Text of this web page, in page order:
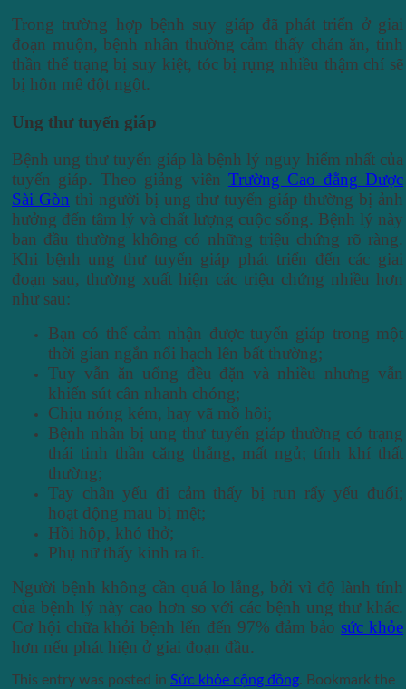
Trong trường hợp bệnh suy giáp đã phát triển ở giai
đoạn muộn, bệnh nhân thường cảm thấy chán ăn, tinh
thần thể trạng bị suy kiệt, tóc bị rụng nhiều thậm chí sẽ
bị hôn mê đột ngột.
Ung thư tuyến giáp
Bệnh ung thư tuyến giáp là bệnh lý nguy hiểm nhất của
tuyến giáp. Theo giảng viên Trường Cao đằng Dược
Sài Gòn thì người bị ung thư tuyến giáp thường bị ảnh
hưởng đến tâm lý và chất lượng cuộc sống. Bệnh lý này
ban đầu thường không có những triệu chứng rõ ràng.
Khi bệnh ung thư tuyến giáp phát triển đến các giai
đoạn sau, thường xuất hiện các triệu chứng nhiều hơn
như sau:
Bạn có thể cảm nhận được tuyến giáp trong một
thời gian ngắn nổi hạch lên bất thường;
Tuy vẫn ăn uống đều đặn và nhiều nhưng vẫn
khiến sút cân nhanh chóng;
Chịu nóng kém, hay vã mồ hôi;
Bệnh nhân bị ung thư tuyến giáp thường có trạng
thái tinh thần căng thẳng, mất ngủ; tính khí thất
thường;
Tay chân yếu đi cảm thấy bị run rẩy yếu đuối;
hoạt động mau bị mệt;
Hồi hộp, khó thở;
Phụ nữ thấy kinh ra ít.
Người bệnh không cần quá lo lắng, bởi vì độ lành tính
của bệnh lý này cao hơn so với các bệnh ung thư khác.
Cơ hội chữa khỏi bệnh lến đến 97% đảm bảosức khỏe
hơn nếu phát hiện ở giai đoạn đầu.
This entry was posted in Sức khỏe cộng đồng. Bookmark the